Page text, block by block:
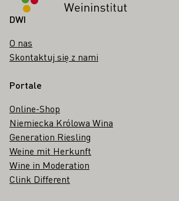
DWI
O nas
Skontaktuj się z nami
Portale
Online-Shop
Niemiecka Królowa Wina
Generation Riesling
Weine mit Herkunft
Wine in Moderation
Clink Different